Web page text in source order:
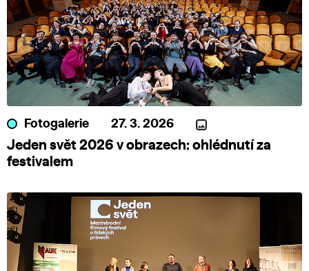
Fotogalerie 27. 3. 2026
Jeden svět 2026 v obrazech: ohlédnutí za
festivalem